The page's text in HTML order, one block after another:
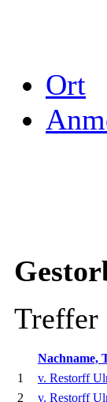
Ort
Treffer
Nachname,
1
v. Restorff
2
v. Restorff